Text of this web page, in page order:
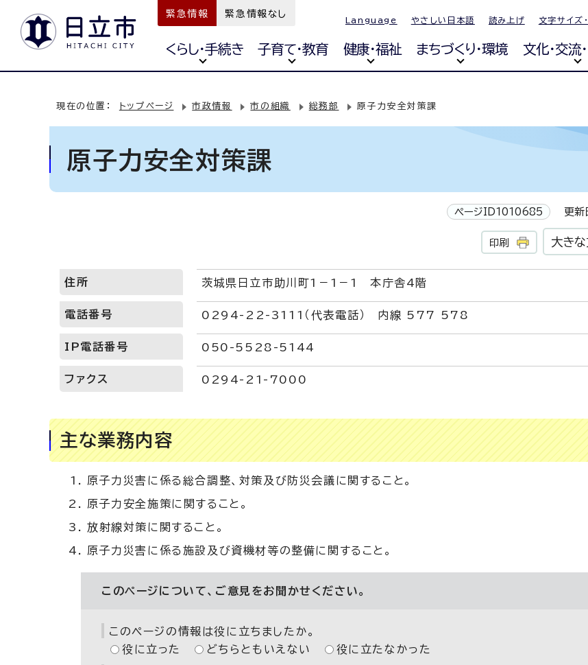
緊急情報 緊急情報なし
Language やさしい日本語 読み上げ 文字サイズ
くらし・手続き 子育て・教育 健康・福祉 まちづくり・環境 文化・交流
現在の位置： トップページ 市政情報 市の組織 総務部 原子力安全対策課
原子力安全対策課
ページID1010685 更新
印刷 大きな
住所 茨城県日立市助川町1－1－1 本庁舎4階
電話番号 0294-22-3111（代表電話） 内線 577 578
IP電話番号 050-5528-5144
ファクス 0294-21-7000
主な業務内容
原子力災害に係る総合調整、対策及び防災会議に関すること。
原子力安全施策に関すること。
放射線対策に関すること。
原子力災害に係る施設及び資機材等の整備に関すること。
このページについて、ご意見をお聞かせください。
このページの情報は役に立ちましたか。
役に立った
どちらともいえない 役に立たなかった